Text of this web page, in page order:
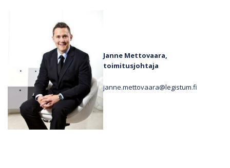
Janne Mettovaara,
toimitusjohtaja
janne.mettovaara@legistum.fi